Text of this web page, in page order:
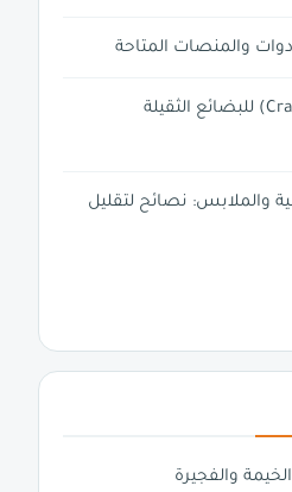
والمنصات المتاحة
دليل التغليف الخشبي (Crating) للبضائع الثقيلة
والملابس: نصائح لتقليل
والفجيرة